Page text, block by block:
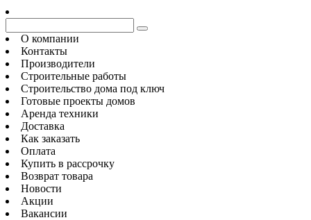
О компании
Контакты
Производители
Строительные работы
Строительство дома под ключ
Готовые проекты домов
Аренда техники
Доставка
Как заказать
Оплата
Купить в рассрочку
Возврат товара
Новости
Акции
Вакансии